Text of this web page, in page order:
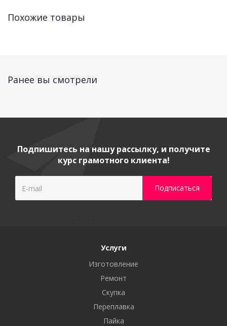
Похожие товары
Ранее вы смотрели
Подпишитесь на нашу рассылку, и получите
курс грамотного клиента!
Услуги
Изготовление
Ремонт
Скупка
Переплавка
Пайка